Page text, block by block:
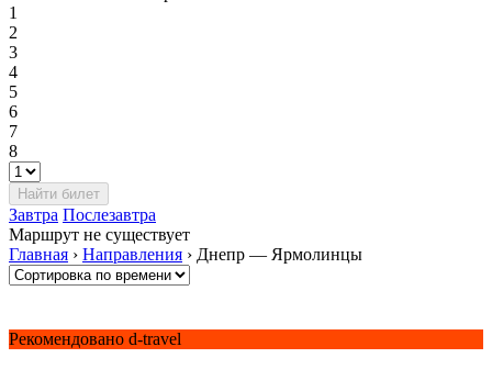
1
2
3
4
5
6
7
8
Завтра Послезавтра
Маршрут не существует
Главная › Направления › Днепр — Ярмолинцы
Рекомендовано d-travel